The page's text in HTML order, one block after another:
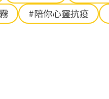
#陪你心靈抗疫